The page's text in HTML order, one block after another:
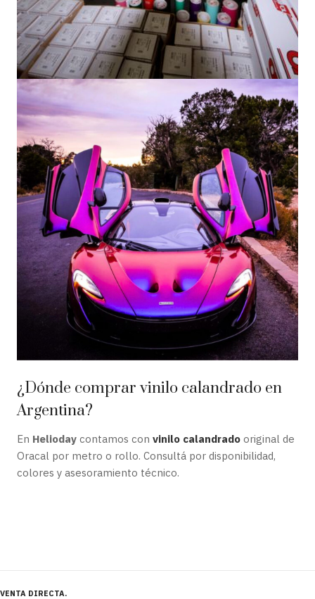
¿Dónde comprar vinilo calandrado en
Argentina?
En Helioday contamos con vinilo calandrado original de
Oracal por metro o rollo. Consultá por disponibilidad,
colores y asesoramiento técnico.
VENTA DIRECTA